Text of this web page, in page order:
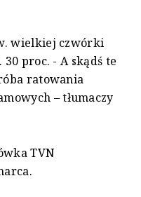
wielkiej czwórki
proc. - A skądś te
ratowania
– tłumaczy
TVN